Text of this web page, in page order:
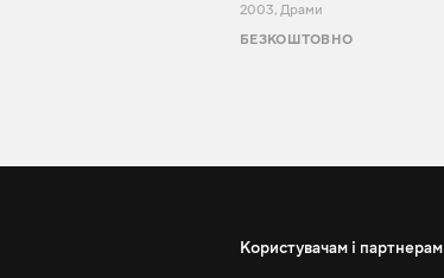
2003, Драми
БЕЗКОШТОВНО
Користувачам і партнерам